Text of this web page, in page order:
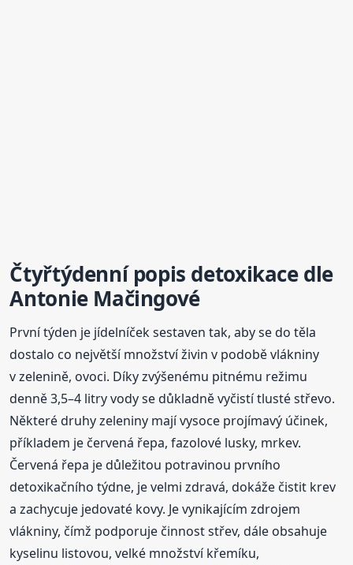
Čtyřtýdenní popis detoxikace dle
Antonie Mačingové
První týden je jídelníček sestaven tak, aby se do těla
dostalo co největší množství živin v podobě vlákniny
v zelenině, ovoci. Díky zvýšenému pitnému režimu
denně 3,5–4 litry vody se důkladně vyčistí tlusté střevo.
Některé druhy zeleniny mají vysoce projímavý účinek,
příkladem je červená řepa, fazolové lusky, mrkev.
Červená řepa je důležitou potravinou prvního
detoxikačního týdne, je velmi zdravá, dokáže čistit krev
a zachycuje jedovaté kovy. Je vynikajícím zdrojem
vlákniny, čímž podporuje činnost střev, dále obsahuje
kyselinu listovou, velké množství křemíku,